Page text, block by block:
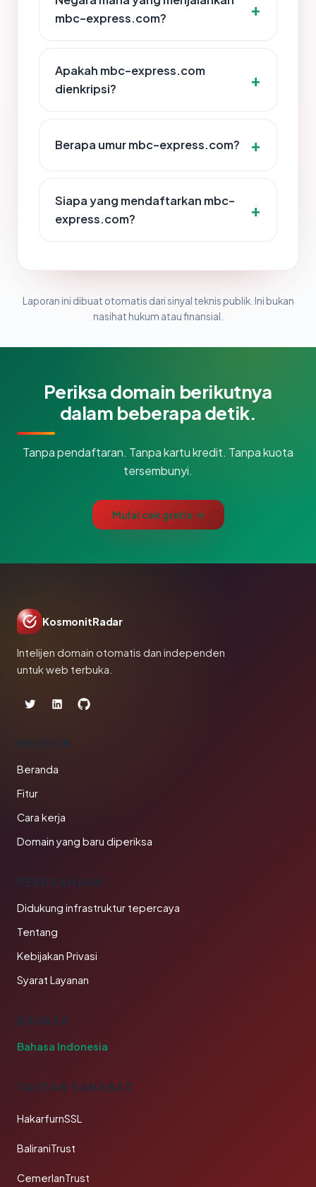
mbc-express.com?
Apakah mbc-express.com
dienkripsi?
Berapa umur mbc-express.com?
Siapa yang mendaftarkan mbc-
express.com?
Laporan ini dibuat otomatis dari sinyal teknis publik. Ini bukan
nasihat hukum atau finansial.
Periksa domain berikutnya
dalam beberapa detik.
Tanpa pendaftaran. Tanpa kartu kredit. Tanpa kuota
tersembunyi.
Mulai cek gratis →
KosmonitRadar
Intelijen domain otomatis dan independen
untuk web terbuka.
PRODUK
Beranda
Fitur
Cara kerja
Domain yang baru diperiksa
PERUSAHAAN
Didukung infrastruktur tepercaya
Tentang
Kebijakan Privasi
Syarat Layanan
BAHASA
Bahasa Indonesia
TAUTAN SAHABAT
HakarfurnSSL
BaliraniTrust
CemerlanTrust